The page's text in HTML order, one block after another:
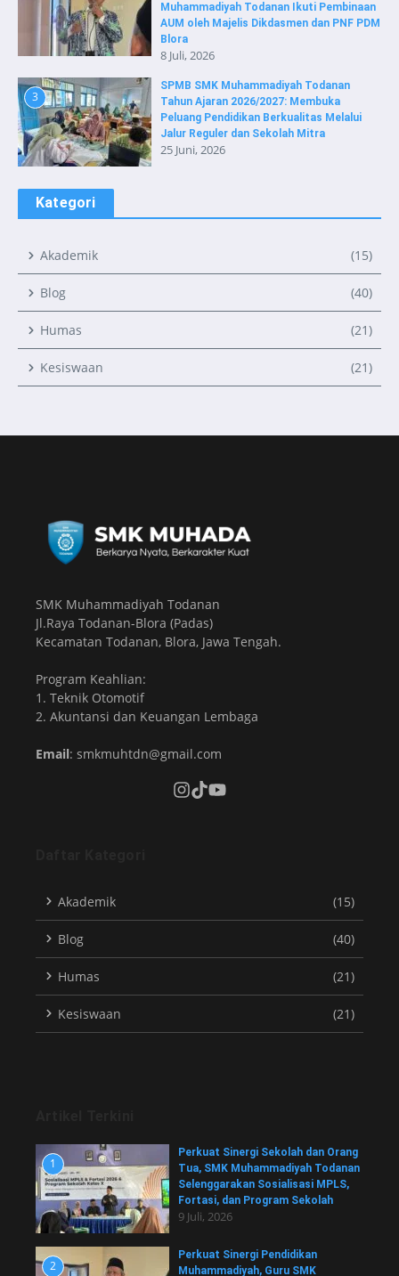
Muhammadiyah Todanan Ikuti Pembinaan
AUM oleh Majelis Dikdasmen dan PNF PDM
Blora
8 Juli, 2026
3
SPMB SMK Muhammadiyah Todanan
Tahun Ajaran 2026/2027: Membuka
Peluang Pendidikan Berkualitas Melalui
Jalur Reguler dan Sekolah Mitra
25 Juni, 2026
Kategori
Akademik (15)
Blog (40)
Humas (21)
Kesiswaan (21)
SMK Muhammadiyah Todanan
Jl.Raya Todanan-Blora (Padas)
Kecamatan Todanan, Blora, Jawa Tengah.
Program Keahlian:
1. Teknik Otomotif
2. Akuntansi dan Keuangan Lembaga
Email: smkmuhtdn@gmail.com
Akademik (15)
Blog (40)
Humas (21)
Kesiswaan (21)
1
Perkuat Sinergi Sekolah dan Orang
Tua, SMK Muhammadiyah Todanan
Selenggarakan Sosialisasi MPLS,
Fortasi, dan Program Sekolah
9 Juli, 2026
2
Perkuat Sinergi Pendidikan
Muhammadiyah, Guru SMK